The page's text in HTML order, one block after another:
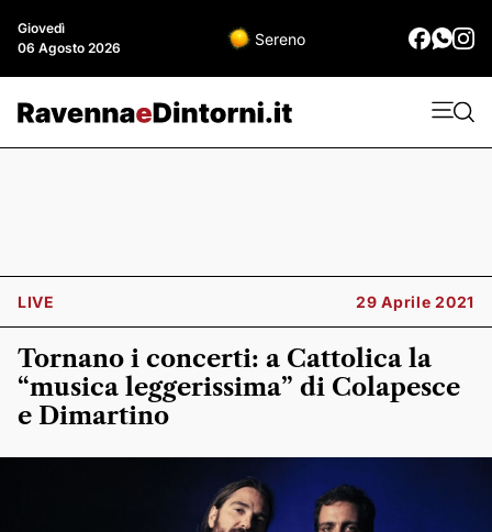
Giovedì
06 Agosto 2026
Sereno
LIVE 29 Aprile 2021
Tornano i concerti: a Cattolica la
“musica leggerissima” di Colapesce
e Dimartino